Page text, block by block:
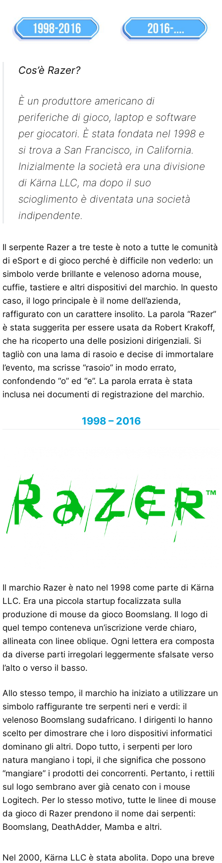
Cos’è Razer?
È un produttore americano di
periferiche di gioco, laptop e software
per giocatori. È stata fondata nel 1998 e
si trova a San Francisco, in California.
Inizialmente la società era una divisione
di Kärna LLC, ma dopo il suo
scioglimento è diventata una società
indipendente.
Il serpente Razer a tre teste è noto a tutte le comunità
di eSport e di gioco perché è difficile non vederlo: un
simbolo verde brillante e velenoso adorna mouse,
cuffie, tastiere e altri dispositivi del marchio. In questo
caso, il logo principale è il nome dell’azienda,
raffigurato con un carattere insolito. La parola “Razer”
è stata suggerita per essere usata da Robert Krakoff,
che ha ricoperto una delle posizioni dirigenziali. Si
tagliò con una lama di rasoio e decise di immortalare
l’evento, ma scrisse “rasoio” in modo errato,
confondendo “o” ed “e”. La parola errata è stata
inclusa nei documenti di registrazione del marchio.
1998 – 2016
Il marchio Razer è nato nel 1998 come parte di Kärna
LLC. Era una piccola startup focalizzata sulla
produzione di mouse da gioco Boomslang. Il logo di
quel tempo conteneva un’iscrizione verde chiaro,
allineata con linee oblique. Ogni lettera era composta
da diverse parti irregolari leggermente sfalsate verso
l’alto o verso il basso.
Allo stesso tempo, il marchio ha iniziato a utilizzare un
simbolo raffigurante tre serpenti neri e verdi: il
velenoso Boomslang sudafricano. I dirigenti lo hanno
scelto per dimostrare che i loro dispositivi informatici
dominano gli altri. Dopo tutto, i serpenti per loro
natura mangiano i topi, il che significa che possono
“mangiare” i prodotti dei concorrenti. Pertanto, i rettili
sul logo sembrano aver già cenato con i mouse
Logitech. Per lo stesso motivo, tutte le linee di mouse
da gioco di Razer prendono il nome dai serpenti:
Boomslang, DeathAdder, Mamba e altri.
Nel 2000, Kärna LLC è stata abolita. Dopo una breve